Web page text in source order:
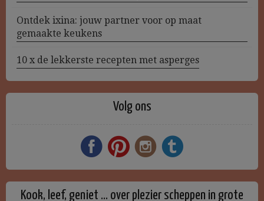
Ontdek ixina: jouw partner voor op maat
gemaakte keukens
10 x de lekkerste recepten met asperges
Volg ons
Kook, leef, geniet … over plezier scheppen in grote